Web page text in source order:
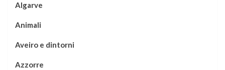
Algarve
Animali
Aveiro e dintorni
Azzorre